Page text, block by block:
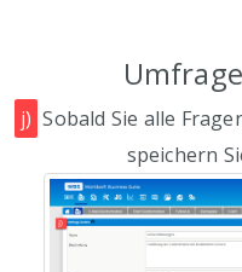
j) Sobald Sie alle
speichern